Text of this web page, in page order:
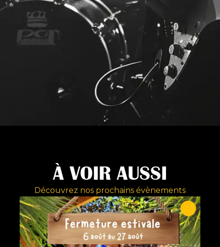
À VOIR AUSSI
Découvrez nos prochains évènements